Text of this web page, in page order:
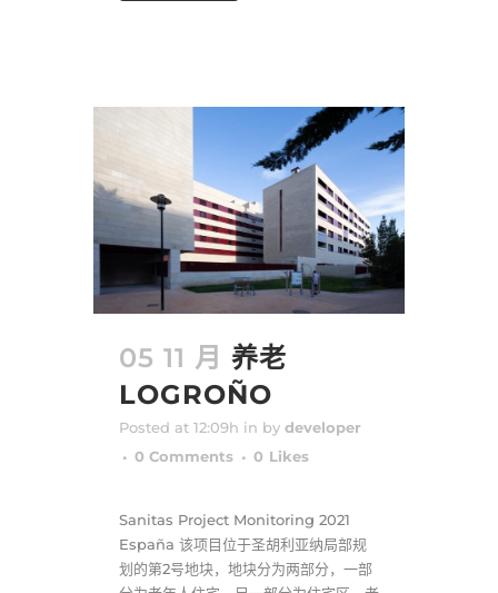
05 11 月 养老
LOGROÑO
Posted at 12:09h in by developer
0 Comments
0 Likes
Sanitas Project Monitoring 2021
España 该项目位于圣胡利亚纳局部规
划的第2号地块，地块分为两部分，一部